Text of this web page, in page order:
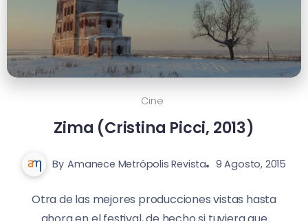
Cine
Zima (Cristina Picci, 2013)
By Amanece Metrópolis Revista 9 Agosto, 2015
Otra de las mejores producciones vistas hasta